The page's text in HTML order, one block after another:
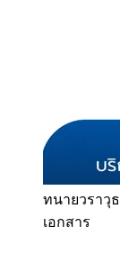
ทนายวราวุธ
เอกสาร